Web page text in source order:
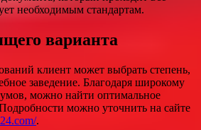
необходимым стандартам.
варианта
клиент может выбрать степень,
заведение. Благодаря широкому
можно найти оптимальное
можно уточнить на сайте
.